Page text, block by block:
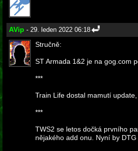
AVip - 29. leden 2022 06:18
Stručně:
ST Armada 1&2 je na gog.com
***
Train Life dostal mamutí
***
TWS2 se letos dočká prvního
nějakého add onu. Nyní by